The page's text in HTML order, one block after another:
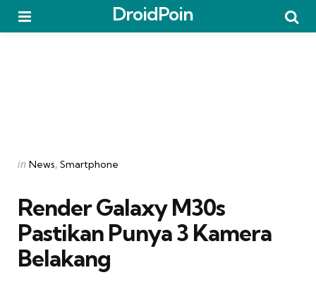
DroidPoin
Categories
Posted
in News Smartphone
Render Galaxy M30s
Pastikan Punya 3 Kamera
Belakang